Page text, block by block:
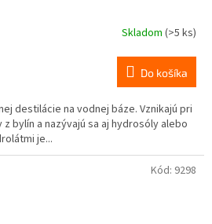
Skladom(>5 ks)
Do košíka
destilácie na vodnej báze. Vznikajú pri
bylín a nazývajú sa aj hydrosóly alebo
je...
Kód: 9298